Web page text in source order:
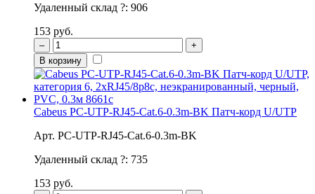
Удаленный склад ?: 906
153 руб.
–
+
В корзину
Cabeus PC-UTP-RJ45-Cat.6-0.3m-BK Патч-корд U/UTP
Арт. PC-UTP-RJ45-Cat.6-0.3m-BK
Удаленный склад ?: 735
153 руб.